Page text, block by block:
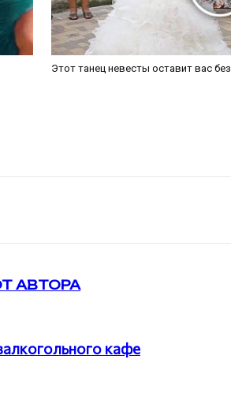
Этот танец невесты оставит вас
АВТОРА
кафе